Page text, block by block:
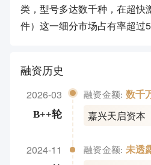
类，型号多达数千种，在超快
件）这一细分市场占有率超过
融资历史
2026-03
B++轮
融资金额: 数千
嘉兴天启资本
2024-11 融资金额: 未透